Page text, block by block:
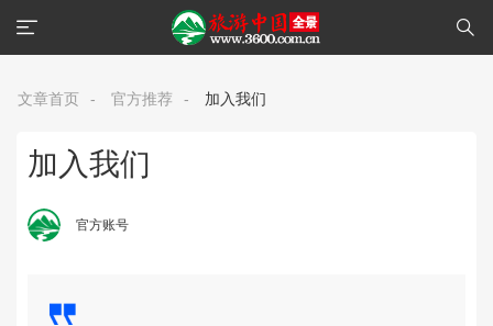
文章首页 - 官方推荐 - 加入我们
加入我们
官方账号